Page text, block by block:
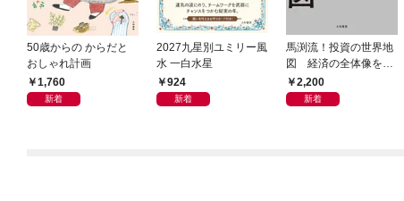
50歳からの からだと
おしゃれ計画
1,760
新着
2027九星別ユミリー風
水 一白水星
924
新着
馬渕流！投資の世界地
図 経済の全体像をつ
かみ、金融市場を読む
感度を磨く
2,200
新着